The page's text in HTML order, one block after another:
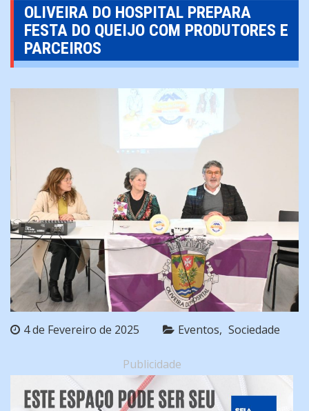
OLIVEIRA DO HOSPITAL PREPARA
FESTA DO QUEIJO COM PRODUTORES E
PARCEIROS
4 de Fevereiro de 2025 Eventos Sociedade
Publicidade